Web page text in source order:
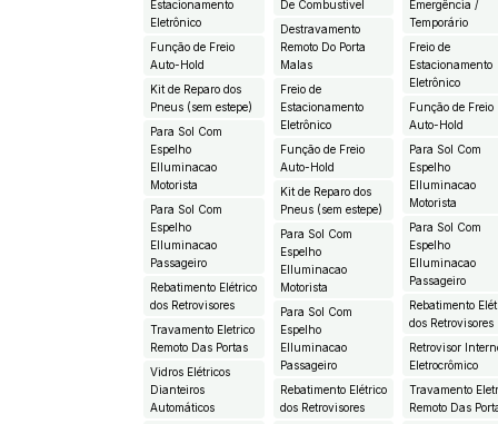
Estacionamento
Eletrônico
Função de Freio
Auto-Hold
Kit de Reparo dos
Pneus (sem estepe)
Para Sol Com
Espelho
EIluminacao
Motorista
Para Sol Com
Espelho
EIluminacao
Passageiro
Rebatimento Elétrico
dos Retrovisores
Travamento Eletrico
Remoto Das Portas
Vidros Elétricos
Dianteiros
Automáticos
De Combustivel
Destravamento
Remoto Do Porta
Malas
Freio de
Estacionamento
Eletrônico
Função de Freio
Auto-Hold
Kit de Reparo dos
Pneus (sem estepe)
Para Sol Com
Espelho
EIluminacao
Motorista
Para Sol Com
Espelho
EIluminacao
Passageiro
Rebatimento Elétrico
dos Retrovisores
Emergência /
Temporário
Freio de
Estacionamento
Eletrônico
Função de Freio
Auto-Hold
Para Sol Com
Espelho
EIluminacao
Motorista
Para Sol Com
Espelho
EIluminacao
Passageiro
Rebatimento
dos Retrovisores
Retrovisor
Eletrocrômico
Travamento
Remoto Das